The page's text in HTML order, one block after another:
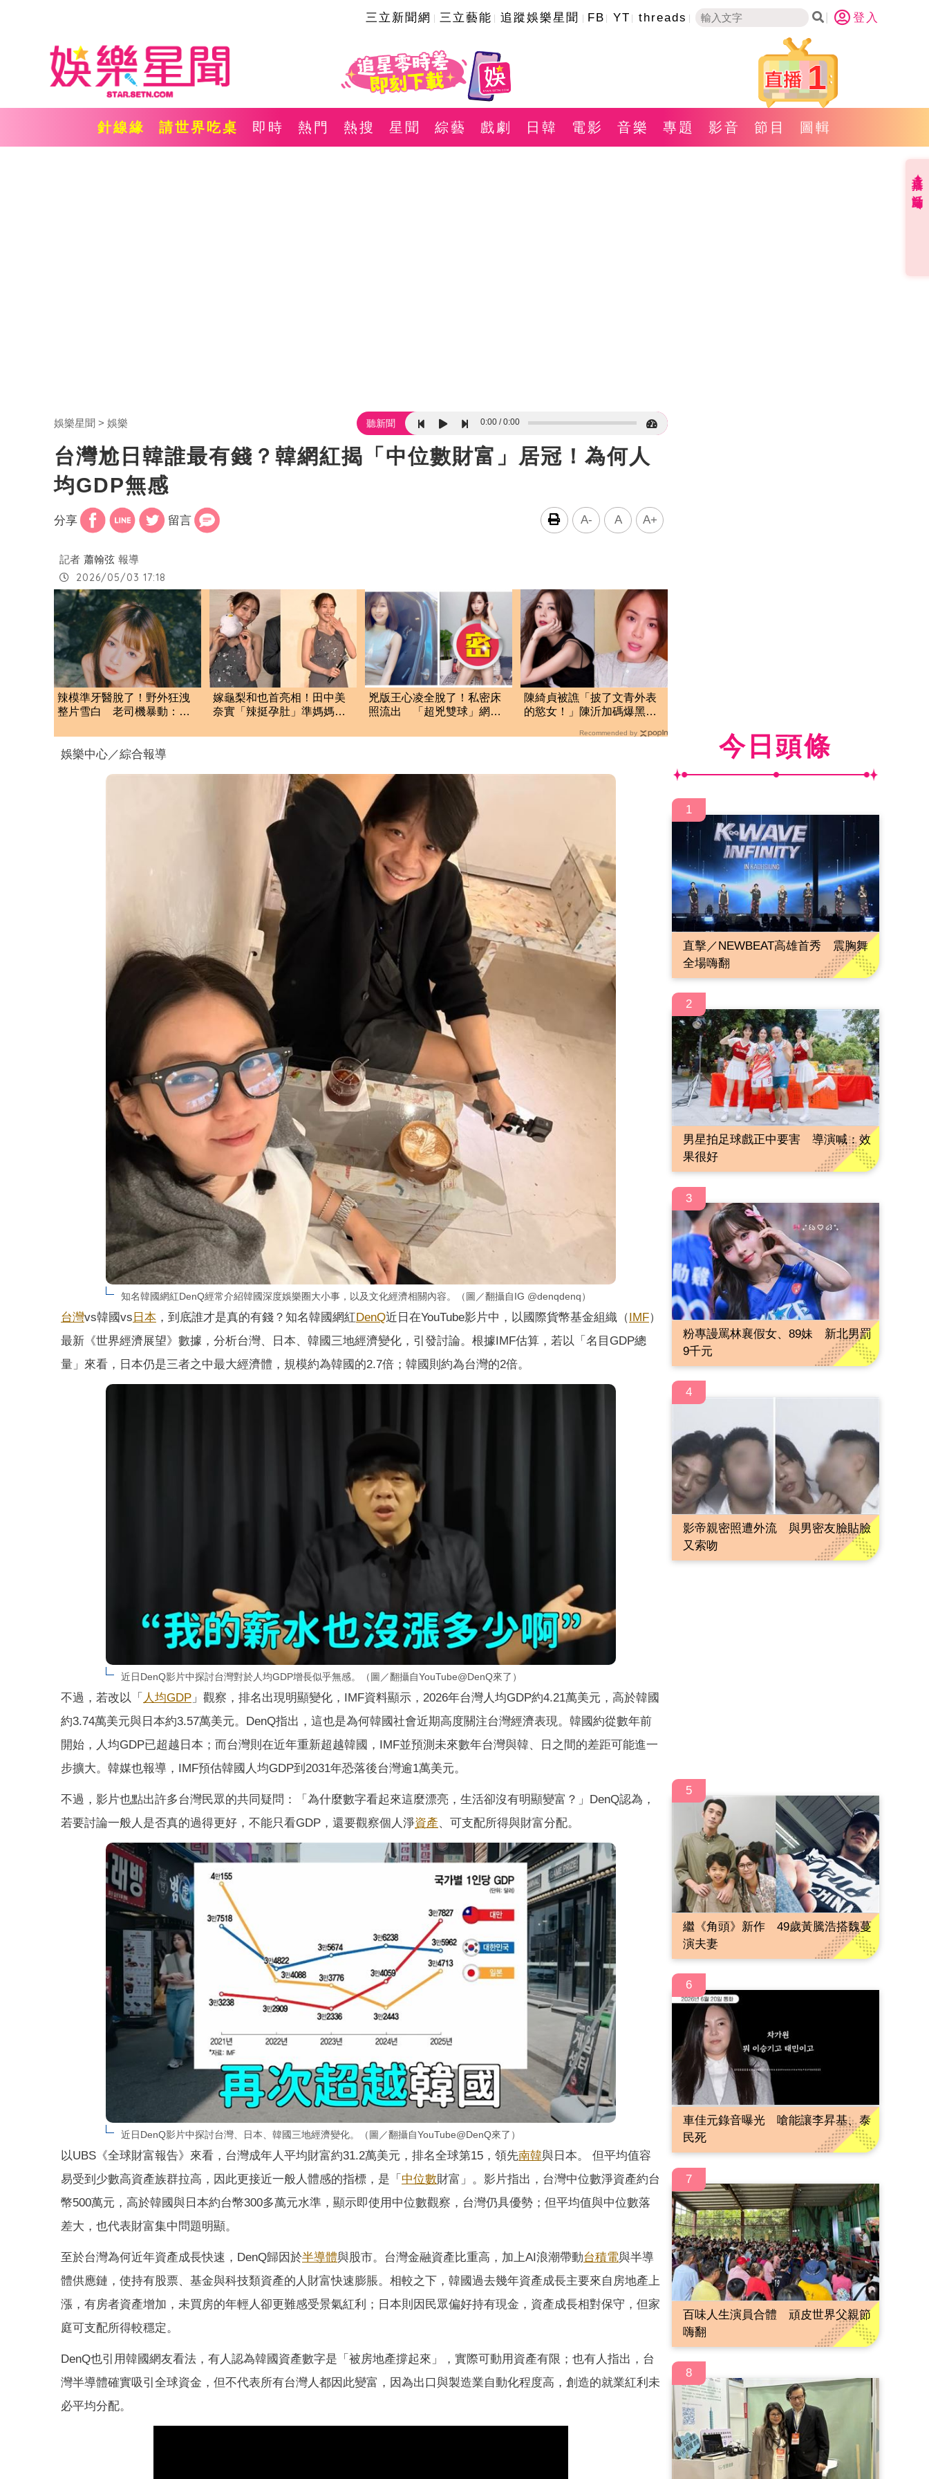
三立新聞網 三立藝能 追蹤娛樂星聞 FB YT threads 登入
1
針線緣 請世界吃桌 即時 熱門 熱搜 星聞 綜藝 戲劇 日韓 電影 音樂 專題 影音 節目 圖輯
娛樂星聞 娛樂 聽新聞 0:00 0:00
台灣尬日韓誰最有錢？韓網紅揭「中位數財富」居冠！為何人
均GDP無感
分享 留言 A- A A+
記者 蕭翰弦 報導
2026/05/03 17:18
辣模準牙醫脫了！野外狂洩
整片雪白 老司機暴動：又
嫁龜梨和也首亮相！田中美
奈實「辣挺孕肚」準媽媽被
兇版王心凌全脫了！私密床
照流出 「超兇雙球」網暴
陳綺貞被譙「披了文青外表
的慾女！」陳沂加碼爆黑歷
Recommended by
娛樂中心／綜合報導
知名韓國網紅DenQ經常介紹韓國深度娛樂圈大小事，以及文化經濟相關內容。（圖／翻攝自IG @denqdenq）
台灣vs韓國vs 日本 ，到底誰才是真的有錢？知名韓國網紅DenQ近日在YouTube影片中，以國際貨幣基金組織（IMF）
最新《世界經濟展望》數據，分析台灣、日本、韓國三地經濟變化，引發討論。根據IMF估算，若以「名目GDP總
量」來看，日本仍是三者之中最大經濟體，規模約為韓國的2.7倍；韓國則約為台灣的2倍。
近日DenQ影片中探討台灣對於人均GDP增長似乎無感。（圖／翻攝自YouTube@DenQ來了）
不過，若改以「 人均GDP 」觀察，排名出現明顯變化，IMF資料顯示，2026年台灣人均GDP約4.21萬美元，高於韓國
約3.74萬美元與日本約3.57萬美元。DenQ指出，這也是為何韓國社會近期高度關注台灣經濟表現。韓國約從數年前
開始，人均GDP已超越日本；而台灣則在近年重新超越韓國，IMF並預測未來數年台灣與韓、日之間的差距可能進一
步擴大。韓媒也報導，IMF預估韓國人均GDP到2031年恐落後台灣逾1萬美元。
不過，影片也點出許多台灣民眾的共同疑問：「為什麼數字看起來這麼漂亮，生活卻沒有明顯變富？」DenQ認為，
若要討論一般人是否真的過得更好，不能只看GDP，還要觀察個人淨資產、可支配所得與財富分配。
近日DenQ影片中探討台灣、日本、韓國三地經濟變化。（圖／翻攝自YouTube@DenQ來了）
以UBS《全球財富報告》來看，台灣成年人平均財富約31.2萬美元，排名全球第15，領先南韓與日本。 但平均值容
易受到少數高資產族群拉高，因此更接近一般人體感的指標，是「 中位數財富」。影片指出，台灣中位數淨資產約台
幣500萬元，高於韓國與日本約台幣300多萬元水準，顯示即使用中位數觀察，台灣仍具優勢；但平均值與中位數落
差大，也代表財富集中問題明顯。
至於台灣為何近年資產成長快速，DenQ歸因於半導體與股市。台灣金融資產比重高，加上AI浪潮帶動台積電與半導
體供應鏈，使持有股票、基金與科技類資產的人財富快速膨脹。相較之下，韓國過去幾年資產成長主要來自房地產上
漲，有房者資產增加，未買房的年輕人卻更難感受景氣紅利；日本則因民眾偏好持有現金，資產成長相對保守，但家
庭可支配所得較穩定。
DenQ也引用韓國網友看法，有人認為韓國資產數字是「被房地產撐起來」，實際可動用資產有限；也有人指出，台
灣半導體確實吸引全球資金，但不代表所有台灣人都因此變富，因為出口與製造業自動化程度高，創造的就業紅利未
必平均分配。
今日頭條
1
直擊／NEWBEAT高雄首秀 震胸舞
全場嗨翻
2
男星拍足球戲正中要害 導演喊：效
果很好
3
粉專謾罵林襄假女、89妹 新北男罰
9千元
4
影帝親密照遭外流 與男密友臉貼臉
又索吻
5
繼《角頭》新作 49歲黃騰浩搭魏蔓
演夫妻
6
車佳元錄音曝光 嗆能讓李昇基、泰
民死
7
百味人生演員合體 頑皮世界父親節
嗨翻
8
直播✦活動